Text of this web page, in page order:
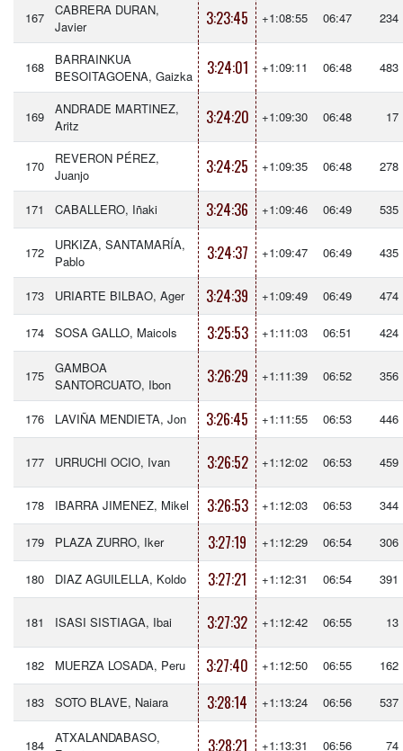
167
CABRERA DURAN,
Javier
3:23:45 +1:08:55 06:47 234
168
BARRAINKUA
BESOITAGOENA, Gaizka
3:24:01 +1:09:11 06:48 483
169
ANDRADE MARTINEZ,
Aritz
3:24:20 +1:09:30 06:48 17
170
REVERON PÉREZ,
Juanjo
3:24:25 +1:09:35 06:48 278
171 CABALLERO, Iñaki 3:24:36 +1:09:46 06:49 535
172
URKIZA, SANTAMARÍA,
Pablo
3:24:37 +1:09:47 06:49 435
173 URIARTE BILBAO, Ager 3:24:39 +1:09:49 06:49 474
174 SOSA GALLO, Maicols 3:25:53 +1:11:03 06:51 424
175
GAMBOA
SANTORCUATO, Ibon
3:26:29 +1:11:39 06:52 356
176 LAVIÑA MENDIETA, Jon 3:26:45 +1:11:55 06:53 446
177 URRUCHI OCIO, Ivan 3:26:52 +1:12:02 06:53 459
178 IBARRA JIMENEZ, Mikel 3:26:53 +1:12:03 06:53 344
179 PLAZA ZURRO, Iker 3:27:19 +1:12:29 06:54 306
180 DIAZ AGUILELLA, Koldo 3:27:21 +1:12:31 06:54 391
181 ISASI SISTIAGA, Ibai 3:27:32 +1:12:42 06:55 13
182 MUERZA LOSADA, Peru 3:27:40 +1:12:50 06:55 162
183 SOTO BLAVE, Naiara 3:28:14 +1:13:24 06:56 537
184
ATXALANDABASO,
3:28:21 +1:13:31 06:56 74